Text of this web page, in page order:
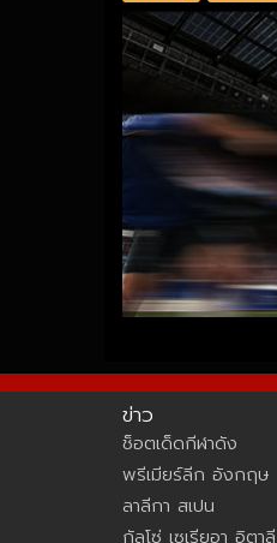
ข่าว
ช็อตเด็ดกีฬาดัง
พรีเมียร์ลีก อังกฤษ
ลาลีกา สเปน
กัลโซ่ เซเรียอา อิตาลี